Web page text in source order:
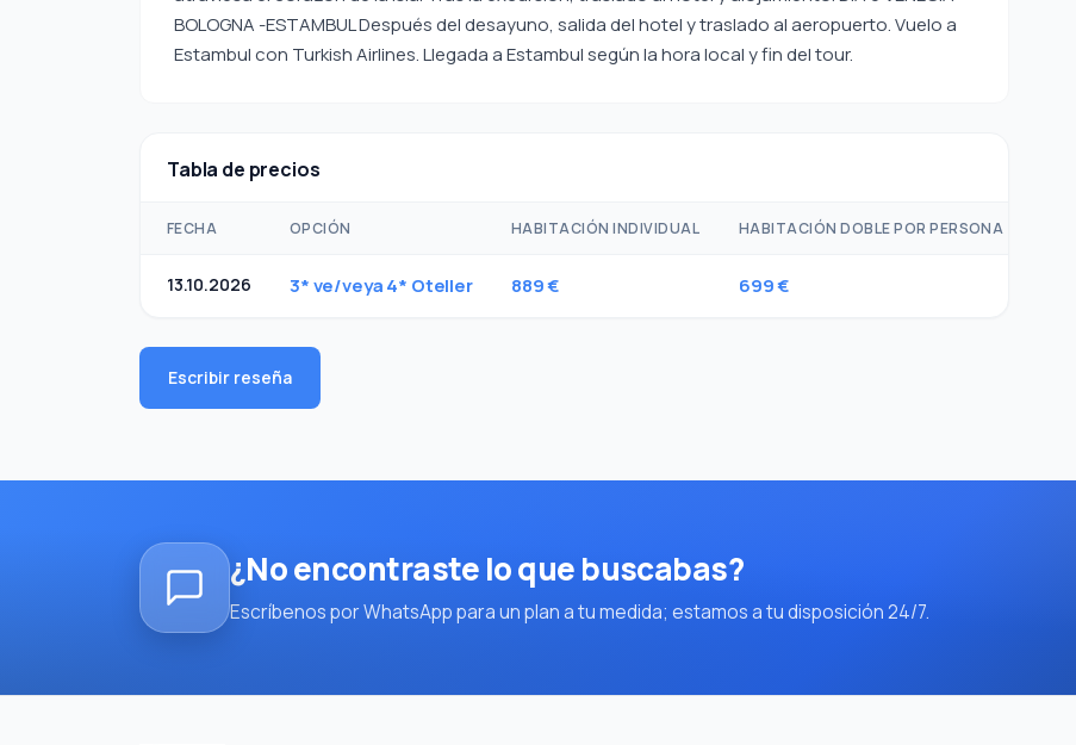
BOLOGNA -ESTAMBUL Después del desayuno, salida del hotel y traslado al aeropuerto. Vuelo a
Estambul con Turkish Airlines. Llegada a Estambul según la hora local y fin del tour.
Tabla de precios
FECHA OPCIÓN HABITACIÓN INDIVIDUAL HABITACIÓN DOBLE POR PERSONA
13.10.2026 3* ve/veya 4* Oteller 889 € 699 €
Escribir reseña
¿No encontraste lo que buscabas?
Escríbenos por WhatsApp para un plan a tu medida; estamos a tu disposición 24/7.